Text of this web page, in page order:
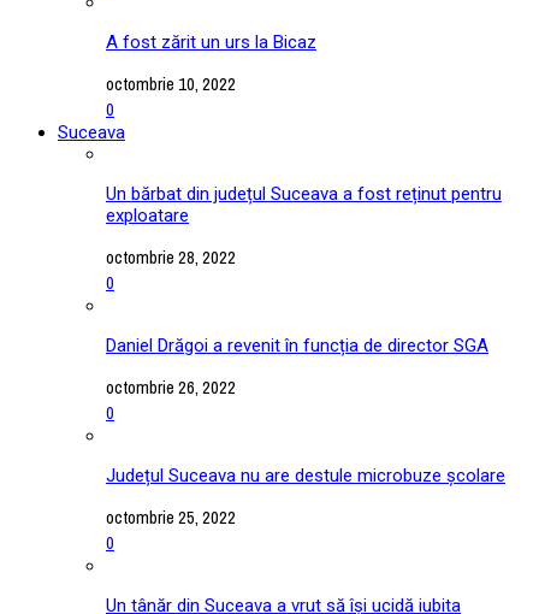
A fost zărit un urs la Bicaz
octombrie 10, 2022
0
Suceava
Un bărbat din județul Suceava a fost reținut pentru
exploatare
octombrie 28, 2022
0
Daniel Drăgoi a revenit în funcția de director SGA
octombrie 26, 2022
0
Județul Suceava nu are destule microbuze școlare
octombrie 25, 2022
0
Un tânăr din Suceava a vrut să își ucidă iubita